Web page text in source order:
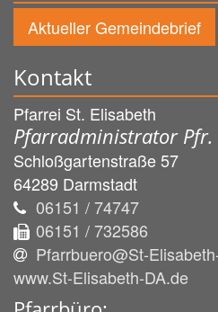
Aktueller Gemeindebrief
Kontakt
Pfarrei St. Elisabeth
Pfarradministrator Pfr.
Schloßgartenstraße 57
64289 Darmstadt
06151 / 74747
06151 / 732586
Pfarrbuero@St-
www.St-Elisabeth-DA.de